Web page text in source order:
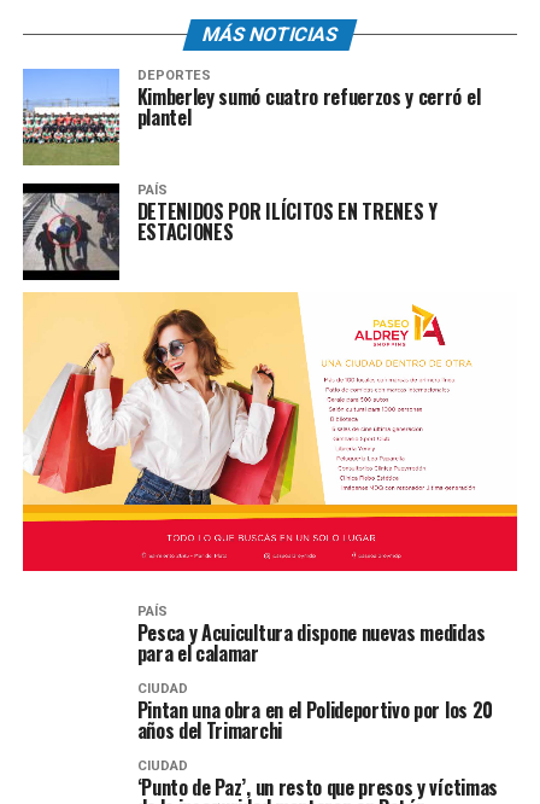
MÁS NOTICIAS
DEPORTES
Kimberley sumó cuatro refuerzos y cerró el
plantel
PAÍS
DETENIDOS POR ILÍCITOS EN TRENES Y
ESTACIONES
PAÍS
Pesca y Acuicultura dispone nuevas medidas
para el calamar
CIUDAD
Pintan una obra en el Polideportivo por los 20
años del Trimarchi
CIUDAD
‘Punto de Paz’, un resto que presos y víctimas